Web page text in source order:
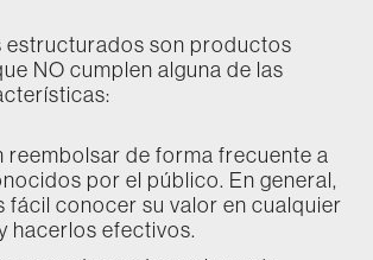
son productos
NO cumplen alguna de las
reembolsar de forma frecuente a
por el público. En general,
fácil conocer su valor en cualquier
hacerlos efectivos.